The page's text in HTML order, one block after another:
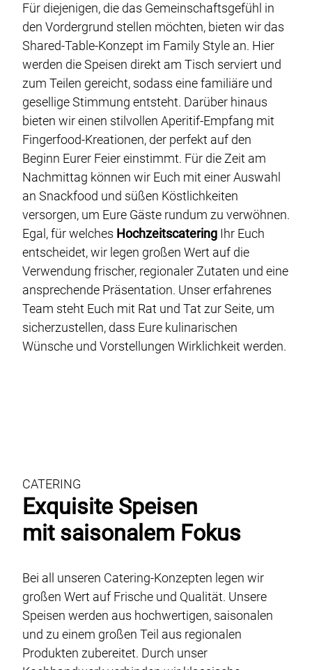
Für diejenigen, die das Gemeinschaftsgefühl in
den Vordergrund stellen möchten, bieten wir das
Shared-Table-Konzept im Family Style an. Hier
werden die Speisen direkt am Tisch serviert und
zum Teilen gereicht, sodass eine familiäre und
gesellige Stimmung entsteht. Darüber hinaus
bieten wir einen stilvollen Aperitif-Empfang mit
Fingerfood-Kreationen, der perfekt auf den
Beginn Eurer Feier einstimmt. Für die Zeit am
Nachmittag können wir Euch mit einer Auswahl
an Snackfood und süßen Köstlichkeiten
versorgen, um Eure Gäste rundum zu verwöhnen.
Egal, für welches Hochzeitscatering Ihr Euch
entscheidet, wir legen großen Wert auf die
Verwendung frischer, regionaler Zutaten und eine
ansprechende Präsentation. Unser erfahrenes
Team steht Euch mit Rat und Tat zur Seite, um
sicherzustellen, dass Eure kulinarischen
Wünsche und Vorstellungen Wirklichkeit werden.
CATERING
Exquisite Speisen
mit saisonalem Fokus
Bei all unseren Catering-Konzepten legen wir
großen Wert auf Frische und Qualität. Unsere
Speisen werden aus hochwertigen, saisonalen
und zu einem großen Teil aus regionalen
Produkten zubereitet. Durch unser